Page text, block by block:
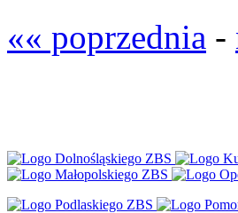
«« poprzednia -